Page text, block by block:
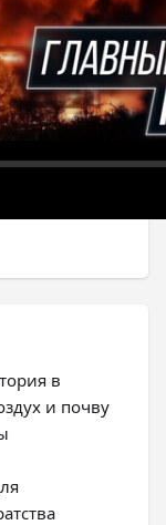
в
и почву